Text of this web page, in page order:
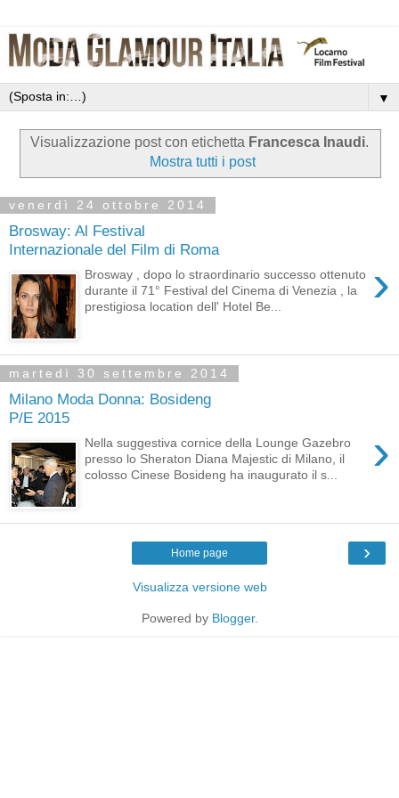
▼
Visualizzazione post con etichetta Francesca Inaudi.
Mostra tutti i post
venerdì 24 ottobre 2014
Brosway: Al Festival
Internazionale del Film di Roma
›
Brosway , dopo lo straordinario successo ottenuto
durante il 71° Festival del Cinema di Venezia , la
prestigiosa location dell' Hotel Be...
martedì 30 settembre 2014
Milano Moda Donna: Bosideng
P/E 2015
›
Nella suggestiva cornice della Lounge Gazebro
presso lo Sheraton Diana Majestic di Milano, il
colosso Cinese Bosideng ha inaugurato il s...
›
Home page
Visualizza versione web
Powered by Blogger.